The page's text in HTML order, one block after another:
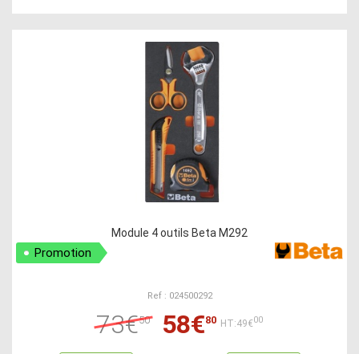
Module 4 outils Beta M292
Promotion
Ref : 024500292
73€50 58€80 HT:49€00